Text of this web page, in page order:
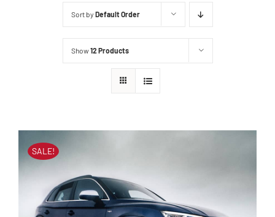
Sort by Default Order
Show12 Products
SALE!